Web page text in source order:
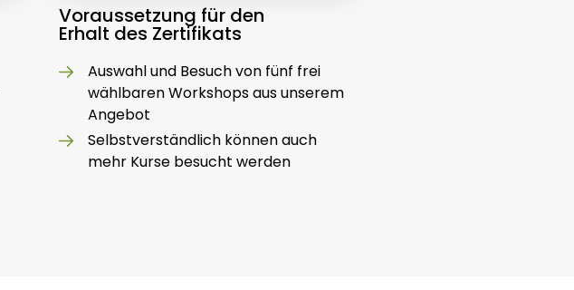
Voraussetzung für den
Erhalt des Zertifikats
Auswahl und Besuch von fünf frei
wählbaren Workshops aus unserem
Angebot
Selbstverständlich können auch
mehr Kurse besucht werden